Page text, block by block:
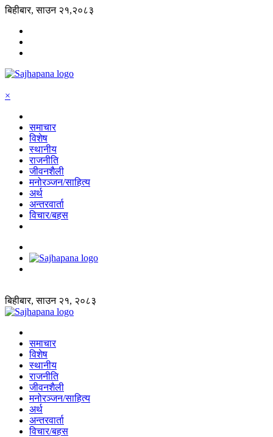
बिहीबार, साउन २१,२०८३
×
समाचार
विशेष
स्थानीय
राजनीति
जीवनशैली
मनोरञ्जन/साहित्य
अर्थ
अन्तरवार्ता
विचार/बहस
बिहीबार, साउन २१, २०८३
समाचार
विशेष
स्थानीय
राजनीति
जीवनशैली
मनोरञ्जन/साहित्य
अर्थ
अन्तरवार्ता
विचार/बहस